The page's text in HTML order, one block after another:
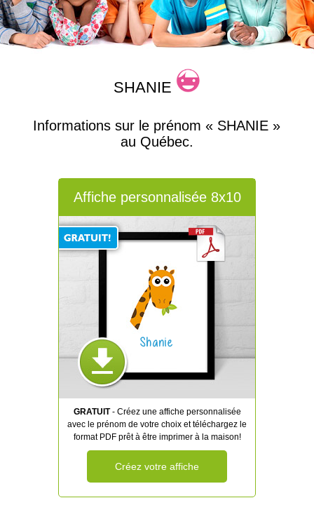
SHANIE
Informations sur le prénom « SHANIE »
au Québec.
Affiche personnalisée 8x10
Shanie
GRATUIT- Créez une affiche personnalisée
avec le prénom de votre choix et téléchargez le
format PDF prêt à être imprimer à la maison!
Créez votre affiche